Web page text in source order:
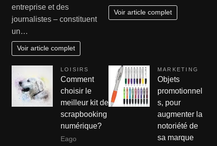
entreprise et des
journalistes – constituent
un…
Voir article complet
Voir article complet
LOISIRS
Comment
choisir le
meilleur kit de
scrapbooking
numérique?
Eago
MARKETING
Objets
promotionnel
s, pour
augmenter la
notoriété de
sa marque